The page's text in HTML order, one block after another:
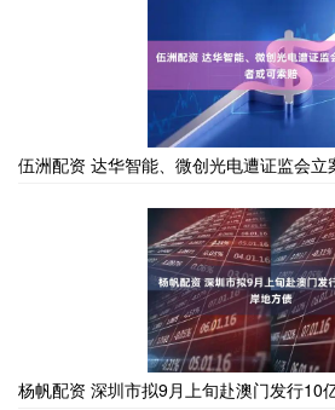
伍洲配资 达华智能、微创光电遭证监会立
杨帆配资 深圳市拟9月上旬赴澳门发行10